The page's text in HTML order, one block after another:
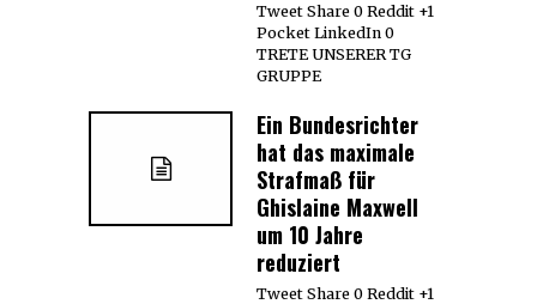
Tweet Share 0 Reddit +1
Pocket LinkedIn 0
TRETE UNSERER TG
GRUPPE
Ein Bundesrichter
hat das maximale
Strafmaß für
Ghislaine Maxwell
um 10 Jahre
reduziert
Tweet Share 0 Reddit +1